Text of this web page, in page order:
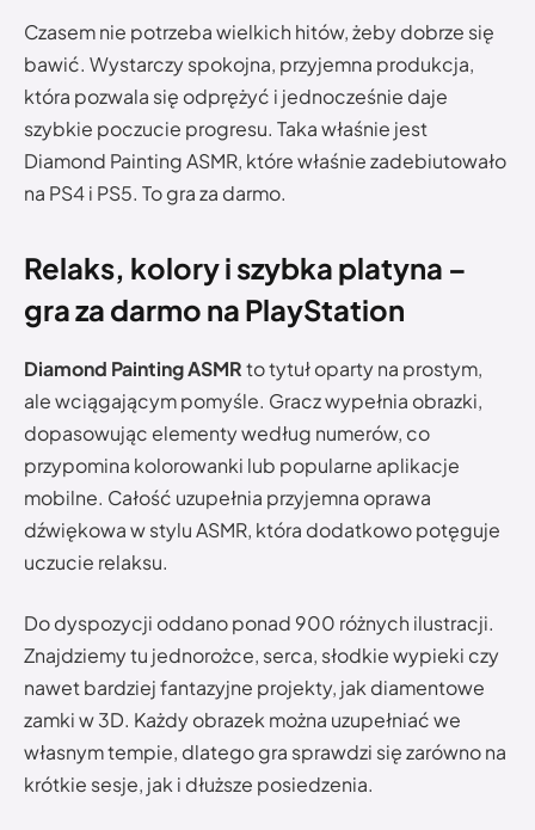
Czasem nie potrzeba wielkich hitów, żeby dobrze się
bawić. Wystarczy spokojna, przyjemna produkcja,
która pozwala się odprężyć i jednocześnie daje
szybkie poczucie progresu. Taka właśnie jest
Diamond Painting ASMR, które właśnie zadebiutowało
na PS4 i PS5. To gra za darmo.
Relaks, kolory i szybka platyna –
gra za darmo na PlayStation
Diamond Painting ASMRto tytuł oparty na prostym,
ale wciągającym pomyśle. Gracz wypełnia obrazki,
dopasowując elementy według numerów, co
przypomina kolorowanki lub popularne aplikacje
mobilne. Całość uzupełnia przyjemna oprawa
dźwiękowa w stylu ASMR, która dodatkowo potęguje
uczucie relaksu.
Do dyspozycji oddano ponad 900 różnych ilustracji.
Znajdziemy tu jednorożce, serca, słodkie wypieki czy
nawet bardziej fantazyjne projekty, jak diamentowe
zamki w 3D. Każdy obrazek można uzupełniać we
własnym tempie, dlatego gra sprawdzi się zarówno na
krótkie sesje, jak i dłuższe posiedzenia.